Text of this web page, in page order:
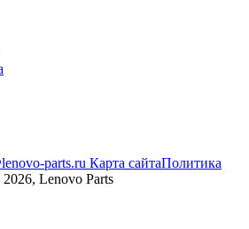
parts.ru Карта сайтаПолитика
Lenovo Parts